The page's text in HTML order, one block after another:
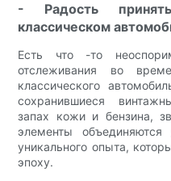
- Радость
классическом
Есть что -то
отслеживания во
классического
сохранившиеся
запах кожи и бензина,
элементы объединяются
уникального опыта,
эпоху.